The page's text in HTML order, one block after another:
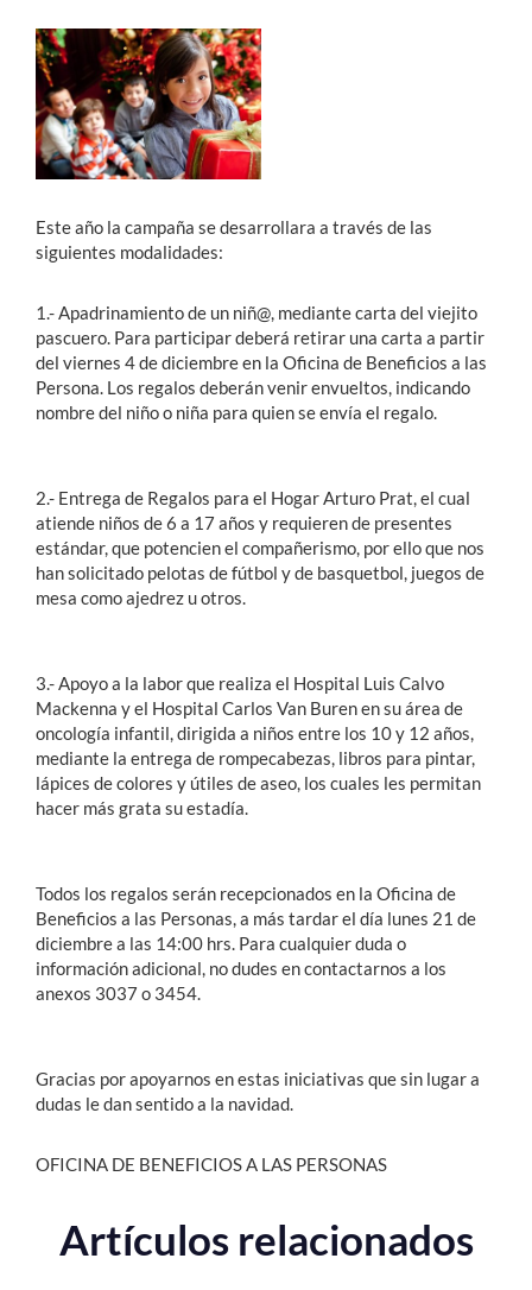
Este año la campaña se desarrollara a través de las
siguientes modalidades:
1.- Apadrinamiento de un niñ@, mediante carta del viejito
pascuero. Para participar deberá retirar una carta a partir
del viernes 4 de diciembre en la Oficina de Beneficios a las
Persona. Los regalos deberán venir envueltos, indicando
nombre del niño o niña para quien se envía el regalo.
2.- Entrega de Regalos para el Hogar Arturo Prat, el cual
atiende niños de 6 a 17 años y requieren de presentes
estándar, que potencien el compañerismo, por ello que nos
han solicitado pelotas de fútbol y de basquetbol, juegos de
mesa como ajedrez u otros.
3.- Apoyo a la labor que realiza el Hospital Luis Calvo
Mackenna y el Hospital Carlos Van Buren en su área de
oncología infantil, dirigida a niños entre los 10 y 12 años,
mediante la entrega de rompecabezas, libros para pintar,
lápices de colores y útiles de aseo, los cuales les permitan
hacer más grata su estadía.
Todos los regalos serán recepcionados en la Oficina de
Beneficios a las Personas, a más tardar el día lunes 21 de
diciembre a las 14:00 hrs. Para cualquier duda o
información adicional, no dudes en contactarnos a los
anexos 3037 o 3454.
Gracias por apoyarnos en estas iniciativas que sin lugar a
dudas le dan sentido a la navidad.
OFICINA DE BENEFICIOS A LAS PERSONAS
Artículos relacionados